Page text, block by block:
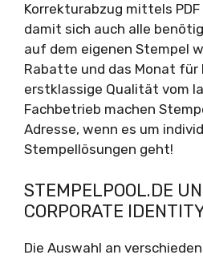
Korrekturabzug mittels
damit sich auch alle
auf dem eigenen Stempel
Rabatte und das Monat für
erstklassige Qualität vom
Fachbetrieb machen
Adresse, wenn es um
Stempellösungen geht!
STEMPELPOOL.DE
CORPORATE
Die Auswahl an